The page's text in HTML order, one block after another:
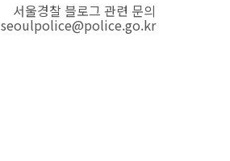
서울경찰 블로그 관련 문의
seoulpolice@police.go.kr